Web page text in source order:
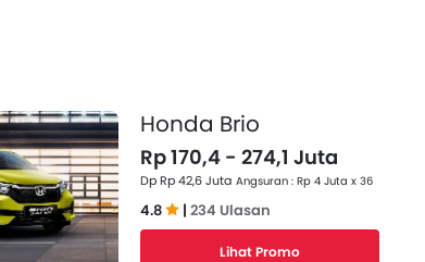
Honda Brio
Rp 170,4 - 274,1 Juta
Dp Rp 42,6 Juta Angsuran : Rp 4 Juta x 36
4.8 | 234 Ulasan
Lihat Promo